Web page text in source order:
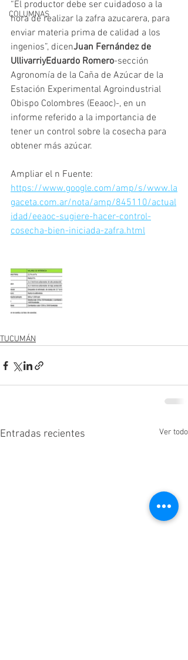
COLUMNAS
“El productor debe ser cuidadoso a la
hora de realizar la zafra azucarera, para
enviar materia prima de calidad a los
ingenios”, dicenJuan Fernández de
UllivarriyEduardo Romero-sección
Agronomía de la Caña de Azúcar de la
Estación Experimental Agroindustrial
Obispo Colombres (Eeaoc)-, en un
informe referido a la importancia de
tener un control sobre la cosecha para
obtener más azúcar.
Ampliar el n Fuente:
https://www.google.com/amp/s/www.la
gaceta.com.ar/nota/amp/845110/actual
idad/eeaoc-sugiere-hacer-control-
cosecha-bien-iniciada-zafra.html
TUCUMÁN
Entradas recientes Ver todo